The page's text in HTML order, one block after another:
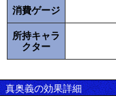
消費ゲージ
所持キャラ
クター
真奥義の効果詳細